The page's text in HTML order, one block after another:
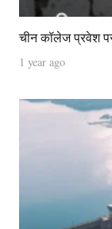
चीन कॉलेज प्रवेश
1 year ago